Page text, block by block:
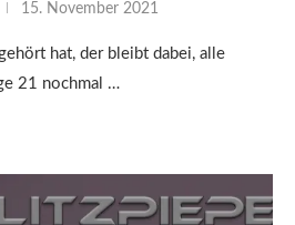
15. November 2021
hat, der bleibt dabei, alle
21 nochmal …